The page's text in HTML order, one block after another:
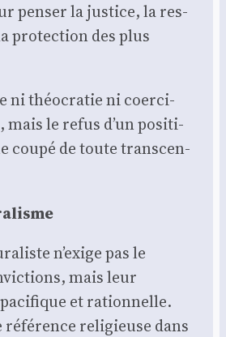
pen­ser la jus­tice, la res­
pro­tec­tion des plus
ni théo­cra­tie ni coer­ci­
le refus d’un posi­ti­
cou­pé de toute trans­cen­
n’exige pas le
mais leur
et ration­nelle.
reli­gieuse dans